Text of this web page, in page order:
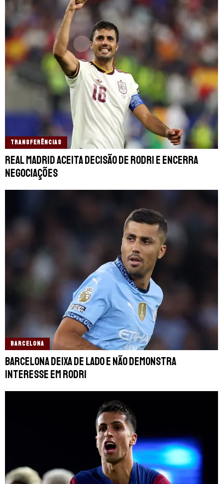
TRANSFERÊNCIAS
Real Madrid aceita decisão de Rodri e encerra
negociações
BARCELONA
Barcelona deixa de lado e não demonstra
interesse em Rodri